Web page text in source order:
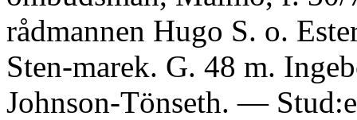
rådmannen Hugo S. o.
Sten-marek. G. 48 m.
Johnson-Tönseth. —